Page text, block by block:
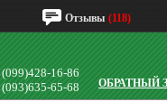
Отзывы (118)
(099)428-16-86
(093)635-65-68
ОБРАТНЫЙ